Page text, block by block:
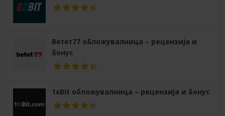
Betet77 обложувалница – рецензија и
бонус
1xBit обложувалница – рецензија и бонус